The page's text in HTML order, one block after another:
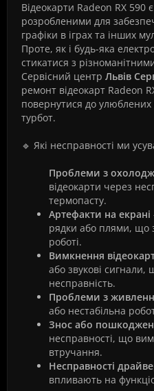
Відеокарти Radeon RX
розробленими для
графіки в іграх та інших
Проте, як і будь-яка
стикатися з
Сервісний центр Львів
ремонт відеокарт Radeon
повернутися до улюблених
турбот.
🔹 Які несправності ми
Проблеми з
відеокарти через
термопасту.
Артефакти на екрані
рядки або плями, що
роботі.
Вимкнення
або звукові сигнали,
несправність.
Проблеми з
або нестабільна
Знос або
несправності, що
втручання.
Несправності
впливають на